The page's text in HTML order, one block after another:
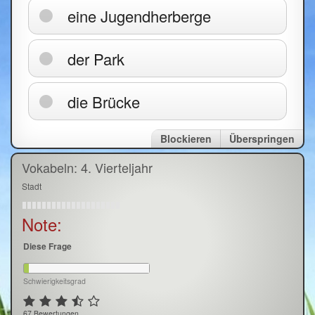
eine Jugendherberge
der Park
die Brücke
Überspringen
Blockieren
Vokabeln: 4. Vierteljahr
Stadt
Note:
Diese Frage
Schwierigkeitsgrad